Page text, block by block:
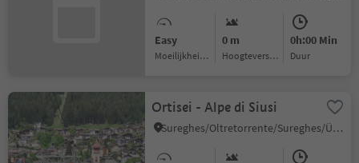
Easy
Moeilijkheidsgraad
0 m
Hoogteverschil
0h:00 Min
Duur
Ortisei - Alpe di Siusi
Sureghes/Oltretorrente/Sureghes/Überwasser, Kastelruth/Castelrotto, Dolomites Region Seiser Alm